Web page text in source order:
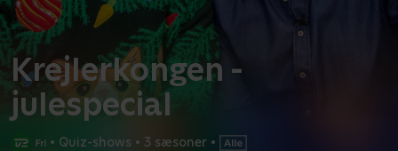
Krejlerkongen -
julespecial
• Quiz-shows • 3 sæsoner •